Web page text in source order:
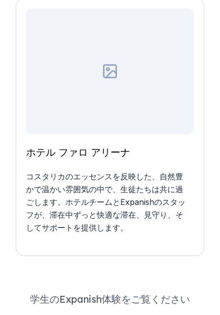
ホテル ファロ アリーナ
コスタリカのエッセンスを反映した、自然豊
かで温かい雰囲気の中で、生徒たちは共に過
ごします。ホテルチームとExpanishのスタッ
フが、滞在中ずっと快適な滞在、見守り、そ
してサポートを提供します。
学生のExpanish体験をご覧ください